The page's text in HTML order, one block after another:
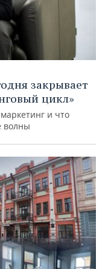
закрывает
цикл»
и что
волны